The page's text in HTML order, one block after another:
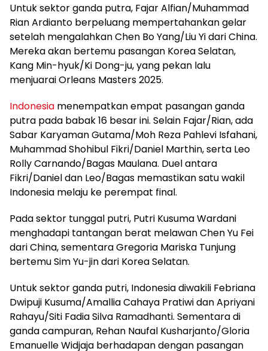
Untuk sektor ganda putra, Fajar Alfian/Muhammad
Rian Ardianto berpeluang mempertahankan gelar
setelah mengalahkan Chen Bo Yang/Liu Yi dari China.
Mereka akan bertemu pasangan Korea Selatan,
Kang Min-hyuk/Ki Dong-ju, yang pekan lalu
menjuarai Orleans Masters 2025.
Indonesia menempatkan empat pasangan ganda
putra pada babak 16 besar ini. Selain Fajar/Rian, ada
Sabar Karyaman Gutama/Moh Reza Pahlevi Isfahani,
Muhammad Shohibul Fikri/Daniel Marthin, serta Leo
Rolly Carnando/Bagas Maulana. Duel antara
Fikri/Daniel dan Leo/Bagas memastikan satu wakil
Indonesia melaju ke perempat final.
Pada sektor tunggal putri, Putri Kusuma Wardani
menghadapi tantangan berat melawan Chen Yu Fei
dari China, sementara Gregoria Mariska Tunjung
bertemu Sim Yu-jin dari Korea Selatan.
Untuk sektor ganda putri, Indonesia diwakili Febriana
Dwipuji Kusuma/Amallia Cahaya Pratiwi dan Apriyani
Rahayu/Siti Fadia Silva Ramadhanti. Sementara di
ganda campuran, Rehan Naufal Kusharjanto/Gloria
Emanuelle Widjaja berhadapan dengan pasangan